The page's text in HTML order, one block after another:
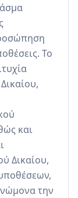
Το
και
Δικαίου,
την